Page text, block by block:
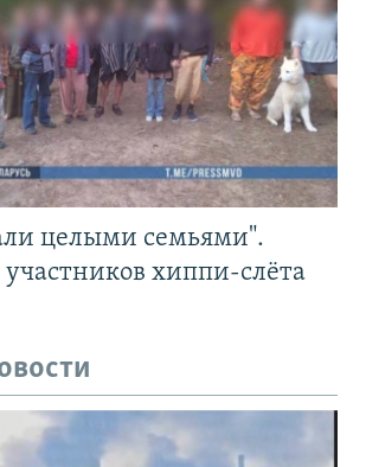
целыми семьями".
хиппи-слёта